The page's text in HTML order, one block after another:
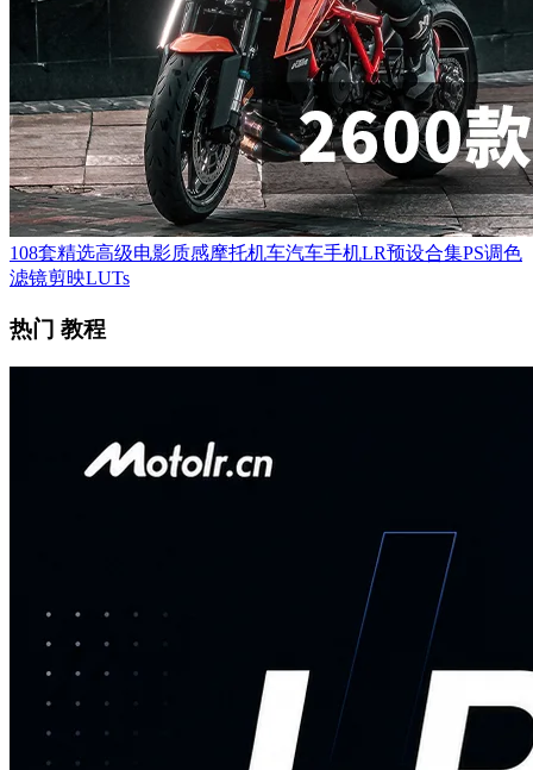
108套精选高级电影质感摩托机车汽车手机LR预设合集PS调色
滤镜剪映LUTs
热门 教程